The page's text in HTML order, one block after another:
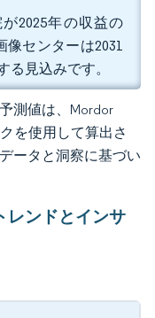
2025年の収益の
像センターは2031
る見込みです。
測値は、Mordor
を使用して算出さ
ータと洞察に基づい
レンドとインサ